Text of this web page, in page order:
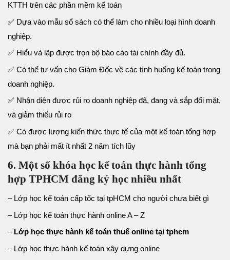
KTTH trên các phần mềm kế toán
✅ Dựa vào mẫu sổ sách có thể làm cho nhiều loại hình doanh
nghiệp.
✅ Hiểu và lập được trọn bộ báo cáo tài chính đầy đủ.
✅ Có thể tư vấn cho Giám Đốc về các tình huống kế toán trong
doanh nghiệp.
✅ Nhận diện được rủi ro doanh nghiệp đã, đang và sắp đối mặt,
và giảm thiểu rủi ro
✅ Có được lượng kiến thức thực tế của một kế toán tổng hợp
mà bạn phải mất ít nhất 2 năm tích lũy
6. Một số khóa học kế toán thực hành tổng
hợp TPHCM đăng ký học nhiều nhất
– Lớp học kế toán cấp tốc tại tpHCM cho người chưa biết gì
– Lớp học kế toán thực hành online A – Z
– Lớp học thực hành kế toán thuế online tại tphcm
– Lớp học thực hành kế toán xây dựng online